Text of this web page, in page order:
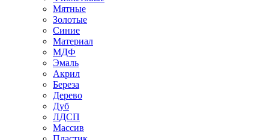
Мятные
Золотые
Синие
Материал
МДФ
Эмаль
Акрил
Береза
Дерево
Дуб
ЛДСП
Массив